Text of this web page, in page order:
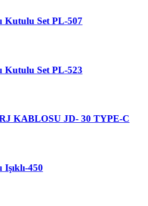
Kutulu Set PL-507
Kutulu Set PL-523
KABLOSU JD- 30 TYPE-C
450